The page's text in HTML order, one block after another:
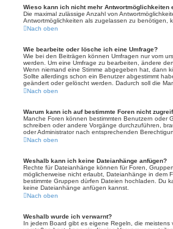
Wieso kann ich nicht mehr Antwortmöglichkeiten
Die maximal zulässige Anzahl von
Antwortmöglichkeiten als zugelassen zu benötigen,
Nach oben
Wie bearbeite oder lösche ich eine Umfrage?
Wie bei den Beiträgen können Umfragen nur vom
werden. Um eine Umfrage zu bearbeiten, ändere
Wenn niemand eine Stimme abgegeben hat, dann
Sollte allerdings schon ein Benutzer abgestimmt
geändert oder gelöscht werden. Dadurch soll die
Nach oben
Warum kann ich auf bestimmte Foren nicht
Manche Foren können bestimmten Benutzern oder
schreiben oder andere Vorgänge durchzuführen,
oder Administrator nach entsprechenden
Nach oben
Weshalb kann ich keine Dateianhänge anfügen?
Rechte für Dateianhänge können für Foren,
möglicherweise nicht erlaubt, Dateianhänge in dem
bestimmte Gruppen dürfen Dateien hochladen. Du
keine Dateianhänge anfügen kannst.
Nach oben
Weshalb wurde ich verwarnt?
In jedem Board gibt es eigene Regeln, die